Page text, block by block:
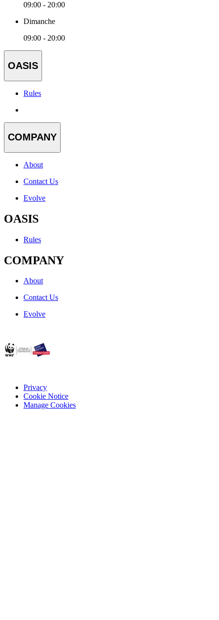
09:00 - 20:00
Dimanche
09:00 - 20:00
OASIS
Rules
COMPANY
About
Contact Us
Evolve
OASIS
Rules
COMPANY
About
Contact Us
Evolve
Privacy
Cookie Notice
Manage Cookies